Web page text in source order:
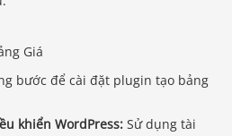
Giá
bước để cài đặt plugin tạo bảng
khiển WordPress: Sử dụng tài